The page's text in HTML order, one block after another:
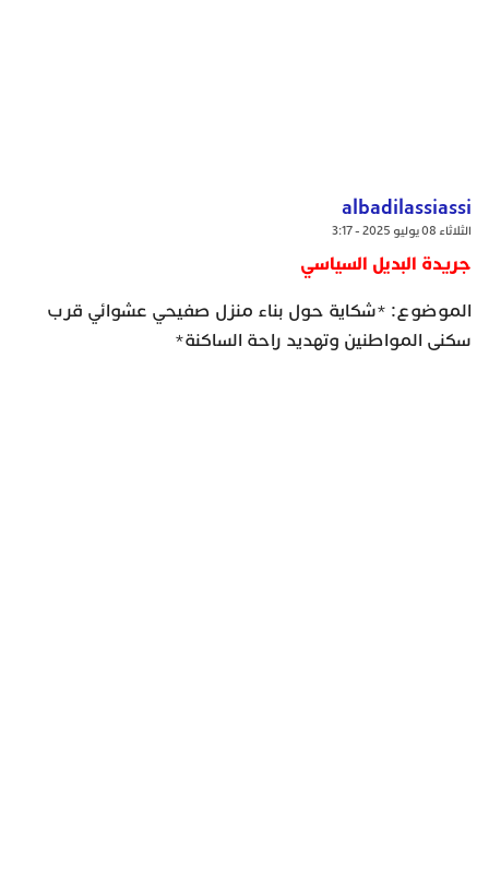
albadilassiassi
الثلاثاء 08 يوليو 2025 - 3:17
جريدة البديل السياسي
الموضوع: *شكاية حول بناء منزل صفيحي عشوائي قرب
سكنى المواطنين وتهديد راحة الساكنة*